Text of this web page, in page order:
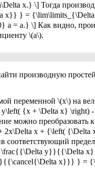
x.} \] Тогда
x}} } =
a = a.} \] Как видно,
\(a\).
производную
переменной \(x\) на
{x + \Delta x}
можно преобразовать
x + {\left(
соответствующий
y}}{{\Delta
x}}} } =